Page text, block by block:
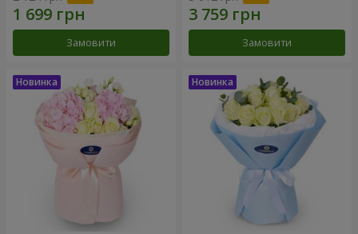
Замовити Замовити